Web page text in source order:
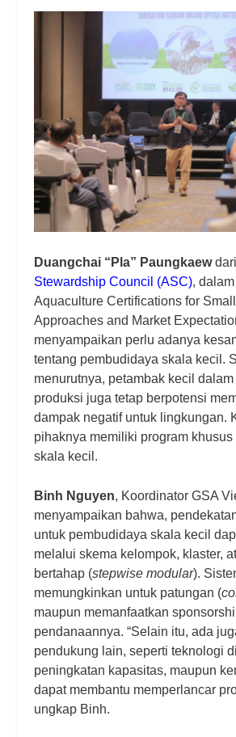
Duangchai “Pla” Paungkaew
Stewardship Council (ASC),
Aquaculture Certifications for
Approaches and Market
menyampaikan perlu adanya
tentang pembudidaya skala kecil.
menurutnya, petambak kecil
produksi juga tetap berpotensi
dampak negatif untuk lingkungan.
pihaknya memiliki program khusus
skala kecil.
Binh Nguyen, Koordinator GSA
menyampaikan bahwa,
untuk pembudidaya skala kecil
melalui skema kelompok, klaster,
bertahap (stepwise modular).
memungkinkan untuk patungan (
maupun memanfaatkan
pendanaannya. “Selain itu, ada
pendukung lain, seperti teknologi
peningkatan kapasitas, maupun
dapat membantu memperlancar
ungkap Binh.